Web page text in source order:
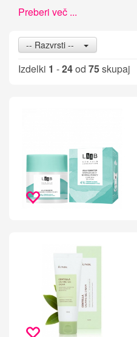
Preberi več ...
-- Razvrsti --
Izdelki 1 -24od 75skupaj